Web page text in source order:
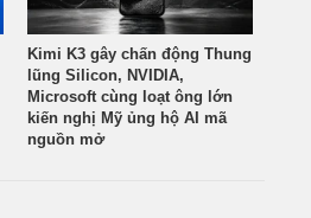
Kimi K3 gây chấn động Thung
lũng Silicon, NVIDIA,
Microsoft cùng loạt ông lớn
kiến nghị Mỹ ủng hộ AI mã
nguồn mở